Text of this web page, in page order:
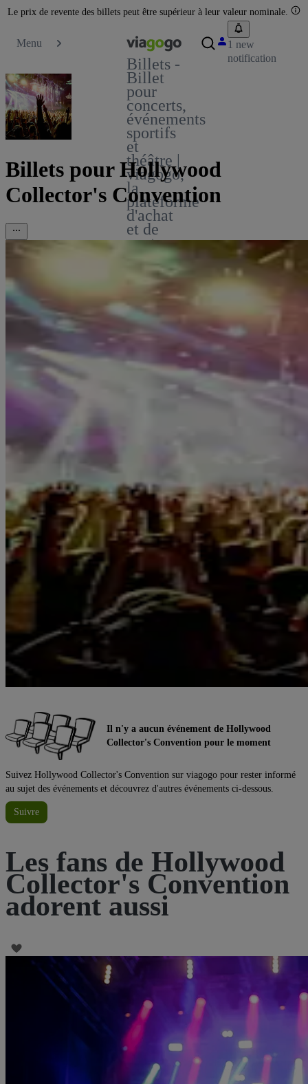
Le prix de revente des billets peut être supérieur à leur valeur nominale.
Menu
Billets -
Billet
pour
concerts,
événements
sportifs
et
théâtre |
viagogo,
la
plateforme
d'achat
et de
vente
de
billets
1 new
notification
Billets pour Hollywood
Collector's Convention
Il n'y a aucun événement de Hollywood
Collector's Convention pour le moment
Suivez Hollywood Collector's Convention sur viagogo pour rester informé
au sujet des événements et découvrez d'autres événements ci-dessous.
Suivre
Les fans de Hollywood
Collector's Convention
adorent aussi